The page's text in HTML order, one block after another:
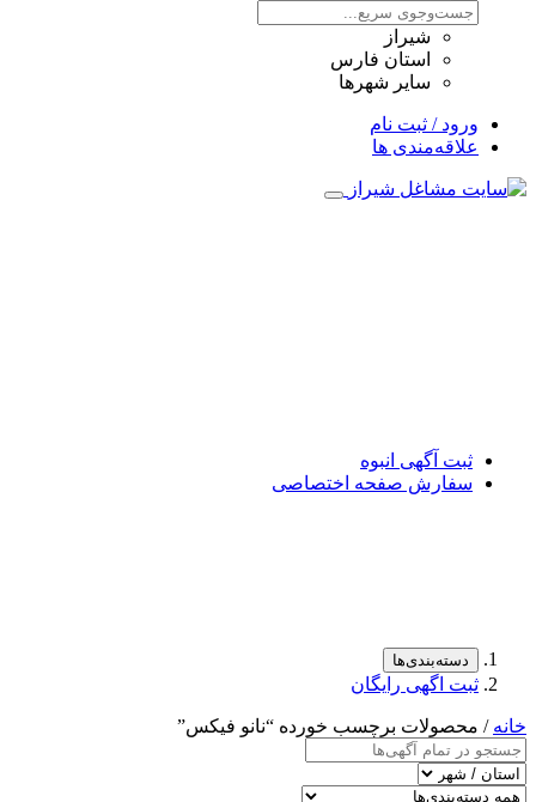
شیراز
استان فارس
سایر شهرها
ورود / ثبت نام
علاقه‌مندی ها
ثبت آگهی انبوه
سفارش صفحه اختصاصی
دسته‌بندی‌ها
ثبت اگهی رایگان
خانه / محصولات برچسب خورده “نانو فیکس”